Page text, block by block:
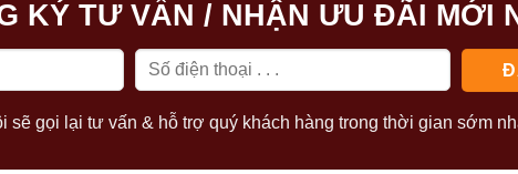
KÝ TƯ VẤN / NHẬN ƯU ĐÃI MỚI
sẽ gọi lại tư vấn & hỗ trợ quý khách hàng trong thời gian sớm